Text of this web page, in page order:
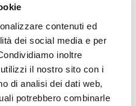
contenuti ed
dei social media e per
inoltre
il nostro sito con i
di analisi dei dati web,
potrebbero combinarle